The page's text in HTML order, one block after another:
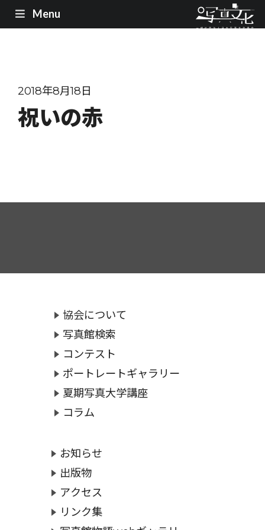
Menu
2018年8月18日
祝いの赤
協会について
写真館検索
コンテスト
ポートレートギャラリー
夏期写真大学講座
コラム
お知らせ
出版物
アクセス
リンク集